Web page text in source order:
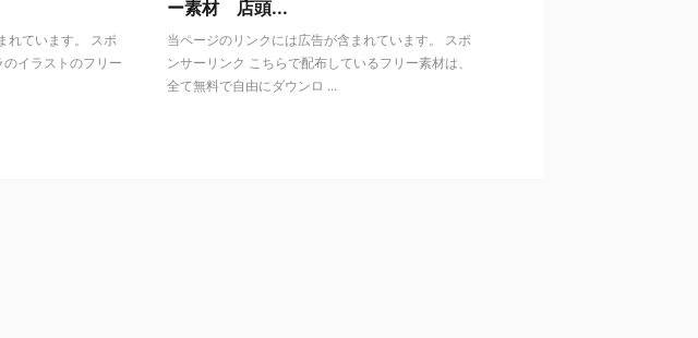
れています。 スポ
イラストのフリー
ー素材 店頭...
当ページのリンクには広告が含まれています。 スポ
ンサーリンク こちらで配布しているフリー素材は、
全て無料で自由にダウンロ ...